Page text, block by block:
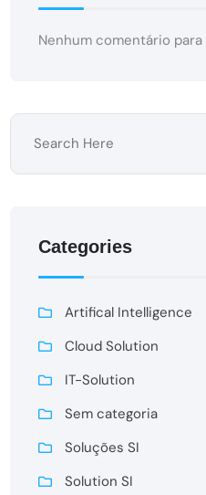
Nenhum comentário
Categories
Artifical Intelligence
Cloud Solution
IT-Solution
Sem categoria
Soluções SI
Solution SI